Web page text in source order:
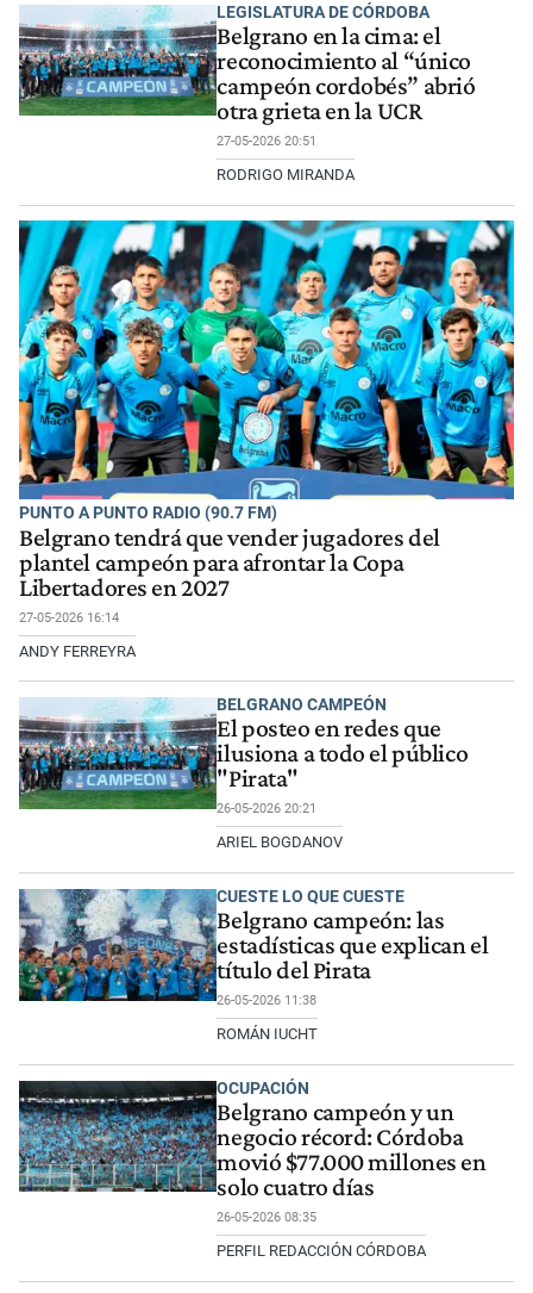
LEGISLATURA DE CÓRDOBA
Belgrano en la cima: el
reconocimiento al “único
campeón cordobés” abrió
otra grieta en la UCR
27-05-2026 20:51
RODRIGO MIRANDA
PUNTO A PUNTO RADIO (90.7 FM)
Belgrano tendrá que vender jugadores del
plantel campeón para afrontar la Copa
Libertadores en 2027
27-05-2026 16:14
ANDY FERREYRA
BELGRANO CAMPEÓN
El posteo en redes que
ilusiona a todo el público
"Pirata"
26-05-2026 20:21
ARIEL BOGDANOV
CUESTE LO QUE CUESTE
Belgrano campeón: las
estadísticas que explican el
título del Pirata
26-05-2026 11:38
ROMÁN IUCHT
OCUPACIÓN
Belgrano campeón y un
negocio récord: Córdoba
movió $77.000 millones en
solo cuatro días
26-05-2026 08:35
PERFIL REDACCIÓN CÓRDOBA